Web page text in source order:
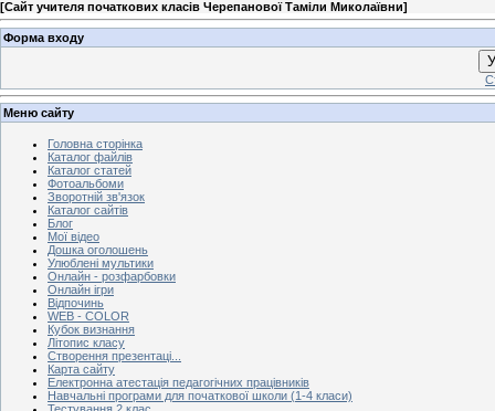
[Сайт учителя початкових класів Черепанової Таміли Миколаївни]
Форма входу
Меню сайту
Головна сторінка
Каталог файлів
Каталог статей
Фотоальбоми
Зворотній зв'язок
Каталог сайтів
Блог
Мої відео
Дошка оголошень
Улюблені мультики
Онлайн - розфарбовки
Онлайн ігри
Відпочинь
WEB - COLOR
Кубок визнання
Літопис класу
Створення презентаці...
Карта сайту
Електронна атестація педагогічних працівників
Навчальні програми для початкової школи (1-4 класи)